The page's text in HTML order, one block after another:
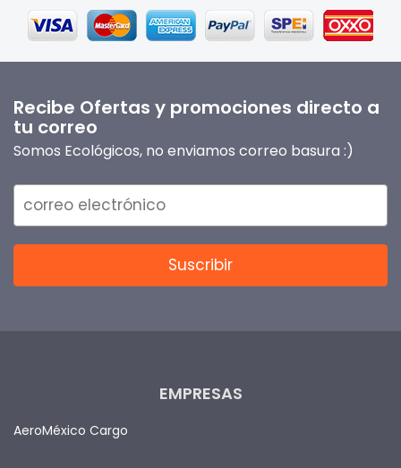
Recibe Ofertas y promociones directo a
tu correo
Somos Ecológicos, no enviamos correo basura :)
EMPRESAS
AeroMéxico Cargo